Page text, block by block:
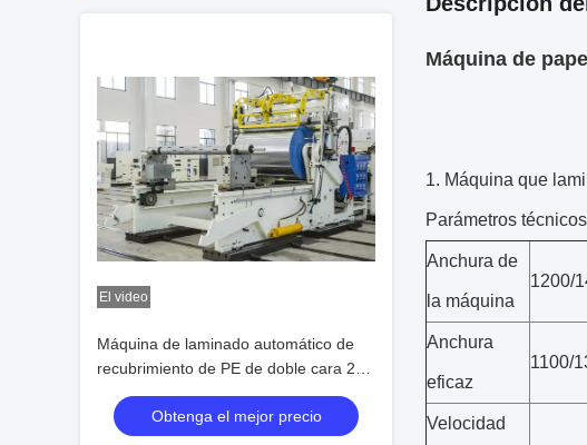
El video
Máquina de laminado automático de
recubrimiento de PE de doble cara 200
m/min
Obtenga el mejor precio
Máquina de
1. Máquina que
Parámetros técnicos
Anchura de
la máquina
1200/
Anchura
eficaz
1100/
Velocidad